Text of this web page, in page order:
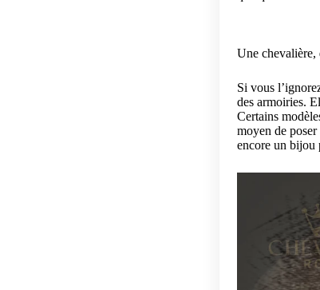
Une chevalière,
Si vous
des armoiries.
Certains
moyen de
encore un bijou